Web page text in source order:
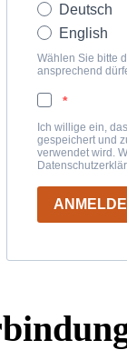
Deutsch
English
Wählen Sie bitte
ansprechend
Ich willige ein,
gespeichert und
verwendet wird.